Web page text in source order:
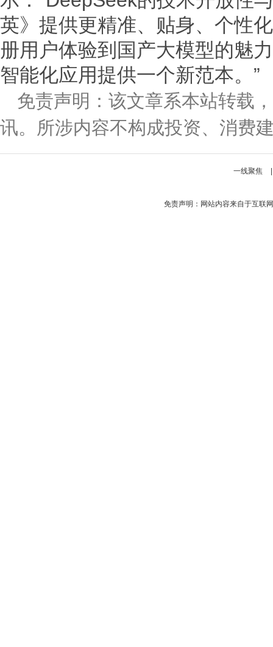
英》提供更精准、贴身、个性
册用户体验到国产大模型的魅
智能化应用提供一个新范本。”
免责声明：该文章系本站转载
讯。所涉内容不构成投资、消费
一线聚焦
免责声明：网站内容来自于互联